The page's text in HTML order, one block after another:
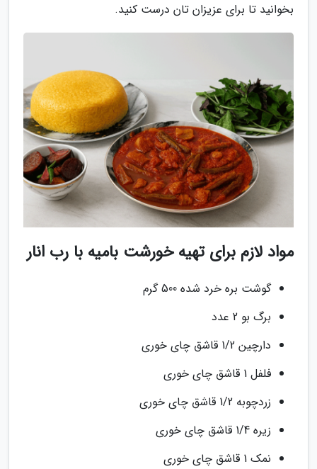
بخوانید تا برای عزیزان تان درست کنید.
مواد لازم برای تهیه خورشت بامیه با رب انار
گوشت بره خرد شده 500 گرم
برگ بو 2 عدد
دارچین 1/2 قاشق چای خوری
فلفل 1 قاشق چای خوری
زردچوبه 1/2 قاشق چای خوری
زیره 1/4 قاشق چای خوری
نمک 1 قاشق چای خوری